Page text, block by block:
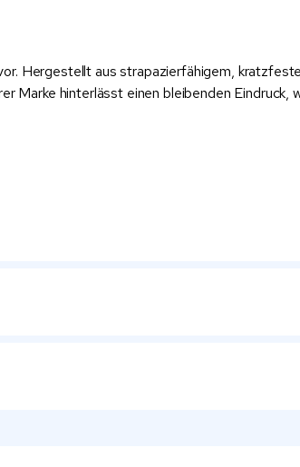
Hergestellt aus strapazierfähigem,
hinterlässt einen bleibenden Eindruck,